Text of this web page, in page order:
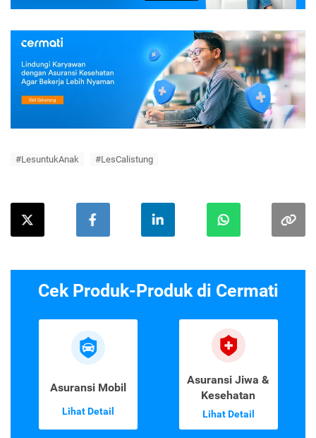
#LesuntukAnak #LesCalistung
Cek Produk-Produk di Cermati
Asuransi Mobil
Lihat Detail
Asuransi Jiwa &
Kesehatan
Lihat Detail